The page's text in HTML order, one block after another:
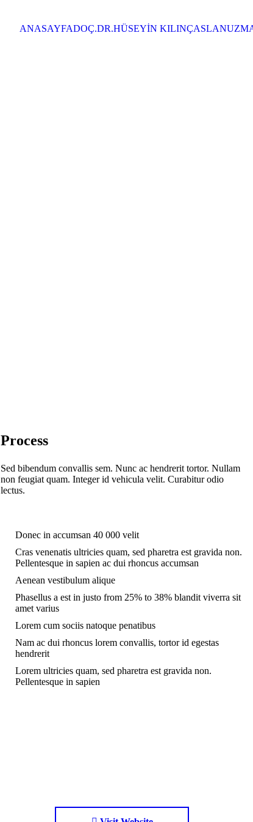
ANASAYFADOÇ.DR.HÜSEYİN KILINÇASLAN
Process
Sed bibendum convallis sem. Nunc ac hendrerit tortor. Nullam
non feugiat quam. Integer id vehicula velit. Curabitur odio
lectus.
Donec in accumsan 40 000 velit
Cras venenatis ultricies quam, sed pharetra est gravida non.
Pellentesque in sapien ac dui rhoncus accumsan
Aenean vestibulum alique
Phasellus a est in justo from 25% to 38% blandit viverra sit
amet varius
Lorem cum sociis natoque penatibus
Nam ac dui rhoncus lorem convallis, tortor id egestas
hendrerit
Lorem ultricies quam, sed pharetra est gravida non.
Pellentesque in sapien